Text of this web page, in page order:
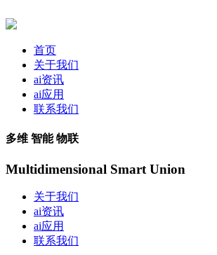
首页
关于我们
ai资讯
ai应用
联系我们
多维 智能 物联
Multidimensional Smart Union
关于我们
ai资讯
ai应用
联系我们